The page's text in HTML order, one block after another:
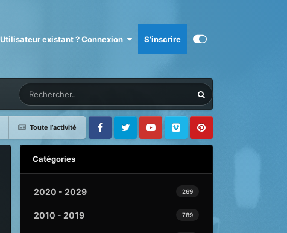
Utilisateur existant ? Connexion S’inscrire
Toute l’activité
FacebookTwitter Youtube Vimeo Pinterest
Catégories
269
2020 - 2029
789
2010 - 2019